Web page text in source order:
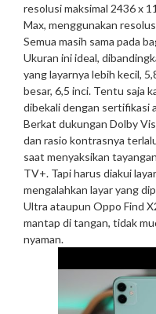
resolusi maksimal 2436 x
Max, menggunakan
Semua masih sama pada
Ukuran ini ideal,
yang layarnya lebih kecil,
besar, 6,5 inci. Tentu saja
dibekali dengan sertifikasi
Berkat dukungan Dolby
dan rasio kontrasnya
saat menyaksikan
TV+. Tapi harus diakui
mengalahkan layar yang
Ultra ataupun Oppo Find
mantap di tangan, tidak
nyaman.